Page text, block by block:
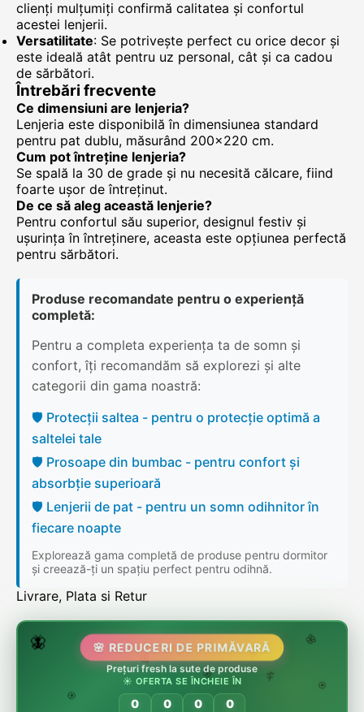
clienți mulțumiți confirmă calitatea și confortul
acestei lenjerii.
Versatilitate: Se potrivește perfect cu orice decor și
este ideală atât pentru uz personal, cât și ca cadou
de sărbători.
Întrebări frecvente
Ce dimensiuni are lenjeria?
Lenjeria este disponibilă în dimensiunea standard
pentru pat dublu, măsurând 200x220 cm.
Cum pot întreține lenjeria?
Se spală la 30 de grade și nu necesită călcare, fiind
foarte ușor de întreținut.
De ce să aleg această lenjerie?
Pentru confortul său superior, designul festiv și
ușurința în întreținere, aceasta este opțiunea perfectă
pentru sărbători.
Produse recomandate pentru o experiență
completă:
Pentru a completa experiența ta de somn și
confort, îți recomandăm să explorezi și alte
categorii din gama noastră:
🛡️ Protecții saltea - pentru o protecție optimă a
saltelei tale
🛡️ Prosoape din bumbac - pentru confort și
absorbție superioară
🛡️ Lenjerii de pat - pentru un somn odihnitor în
fiecare noapte
Explorează gama completă de produse pentru dormitor
și creează-ți un spațiu perfect pentru odihnă.
Livrare, Plata si Retur
🌸
🌸
🏵️
🌷
🦋 🌸 REDUCERI DE PRIMĂVARĂ
Prețuri fresh la sute de produse
☀️ OFERTA SE ÎNCHEIE ÎN
0 0 0 0